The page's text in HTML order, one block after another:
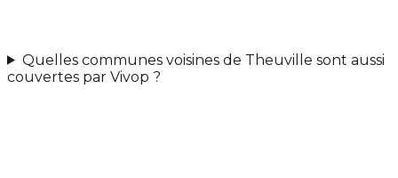
Quelles communes voisines de Theuville sont aussi
couvertes par Vivop ?